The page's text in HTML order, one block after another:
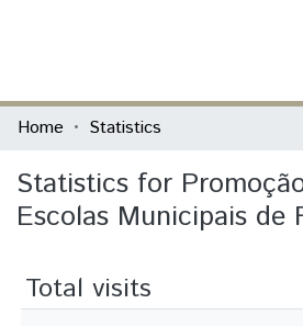
Communities & Collections
All of DSpace
Home Statistics
Statistics for
Escolas Municipais de
Total visits